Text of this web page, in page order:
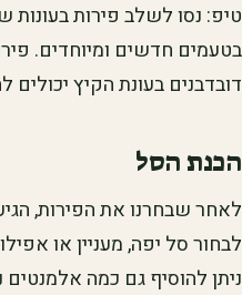
טיפ: נסו לשלב פירות בעונות
בטעמים חדשים ומיוחדים.
דובדבנים בעונת הקיץ יכולים
הכנת הסל
לאחר שבחרנו את הפירות,
לבחור סל יפה, מעניין או
ניתן להוסיף גם כמה אלמנטים